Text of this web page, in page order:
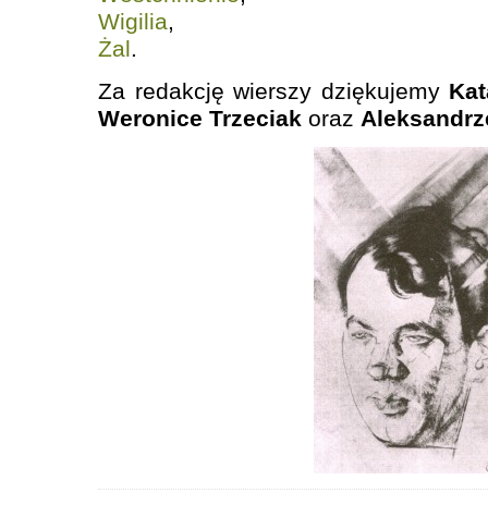
Wigilia,
Żal.
Za redakcję wierszy dziękujemy
Weronice Trzeciak oraz